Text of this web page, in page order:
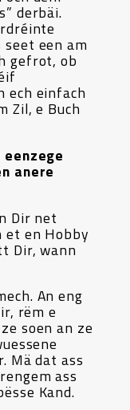
derbäi.
een am
gefrot, ob
ech einfach
Zil, e Buch
anere
Dir net
en Hobby
Dir, wann
An eng
rëm e
soen an ze
Mä dat ass
ass
Kand.